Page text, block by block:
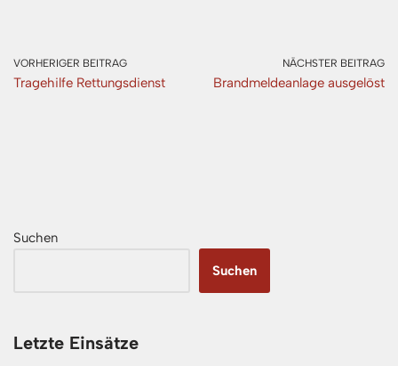
VORHERIGER BEITRAG
Tragehilfe Rettungsdienst
NÄCHSTER BEITRAG
Brandmeldeanlage ausgelöst
Suchen
Suchen
Letzte Einsätze